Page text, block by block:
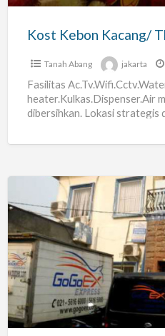
Tanah Abang jakarta
Fasilitas
heater.Kulkas.Dispenser.Air
dibersihkan. Lokasi strategis
15 menit dari Bundaran
Kost
Jakarta
Selatan
Di
Mampang
Prapatan
Pria/wanita